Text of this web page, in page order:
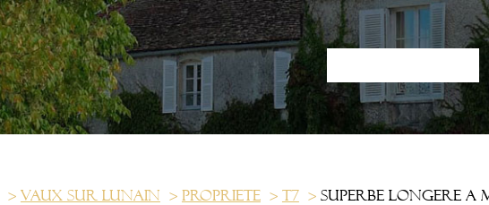
Vaux sur lunain Propriete T7 Superbe longere a